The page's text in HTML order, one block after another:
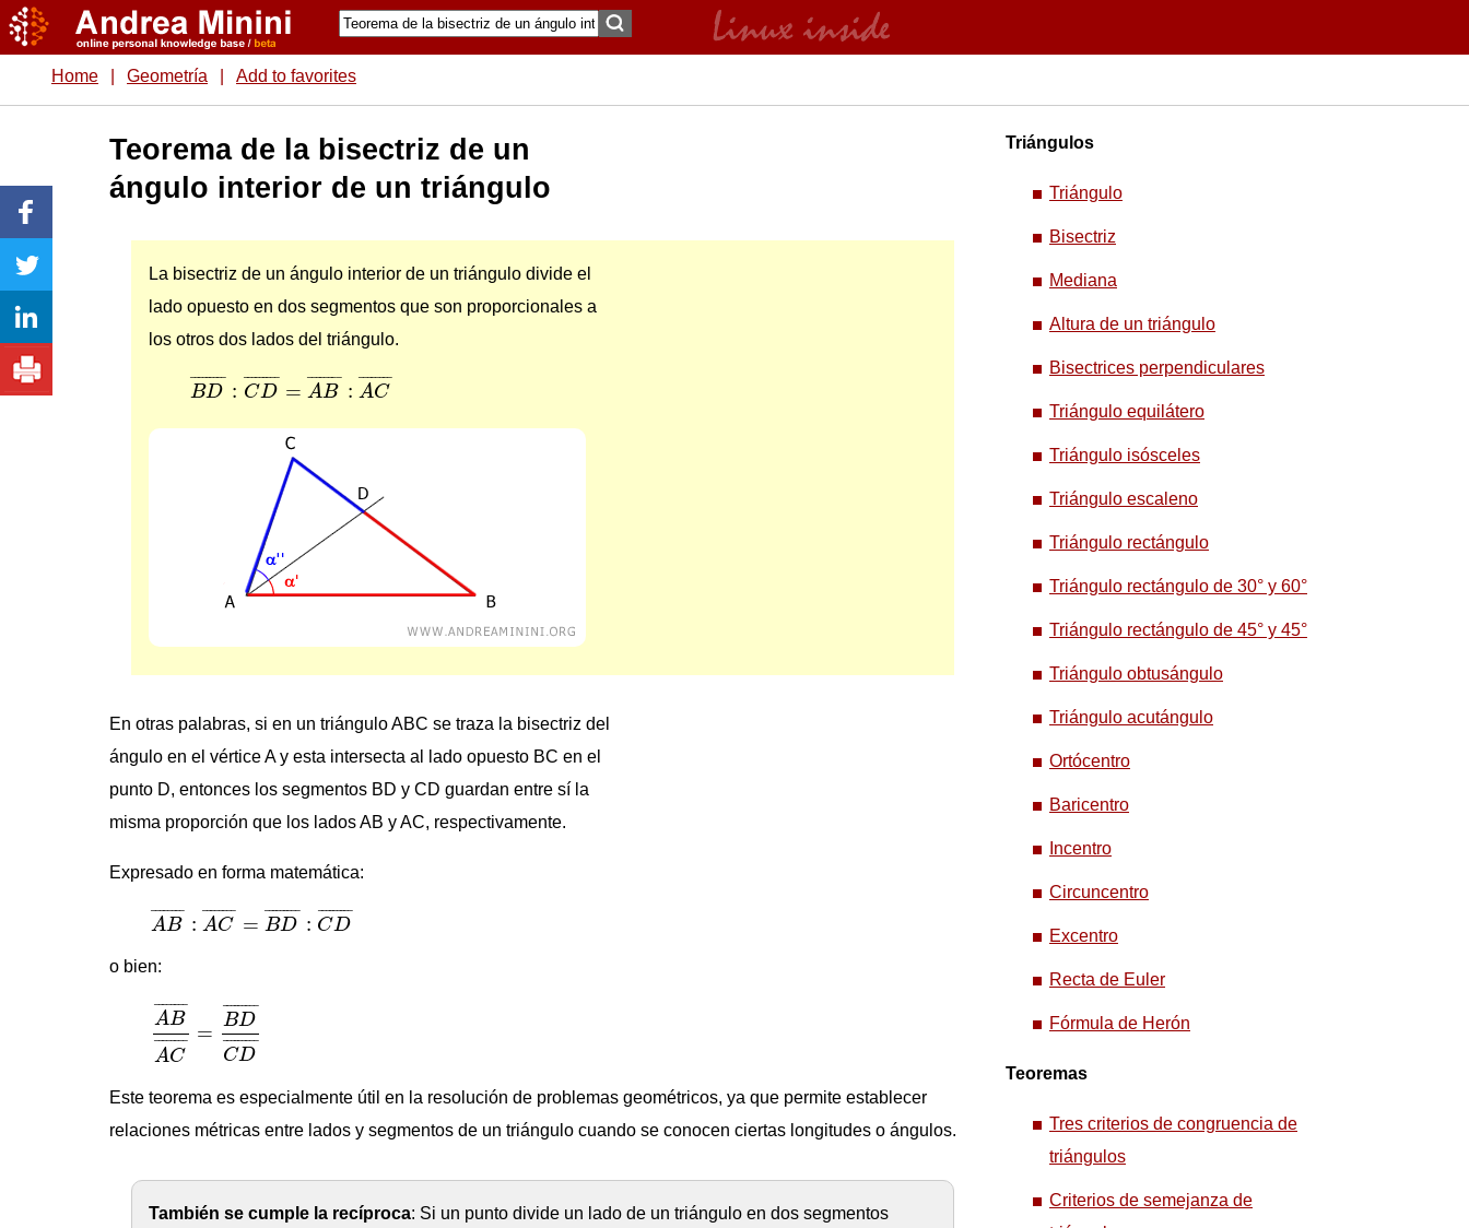
Home Geometría Add to favorites
Teorema de la bisectriz de un
ángulo interior de un triángulo
La bisectriz de un ángulo interior de un triángulo divide el
lado opuesto en dos segmentos que son proporcionales a
los otros dos lados del triángulo.
¯¯¯¯¯¯¯¯¯
BD : ¯¯¯¯¯¯¯¯¯
CD = ¯¯¯¯¯¯¯¯
AB : ¯¯¯¯¯¯¯¯
AC
BD :CD¯ AB¯: AC¯
En otras palabras, si en un triángulo ABC se traza la bisectriz del
ángulo en el vértice A y esta intersecta al lado opuesto BC en el
punto D, entonces los segmentos BD y CD guardan entre sí la
misma proporción que los lados AB y AC, respectivamente.
Expresado en forma matemática:
¯¯¯¯¯¯¯¯
AB : ¯¯¯¯¯¯¯¯
AC = ¯¯¯¯¯¯¯¯¯
BD : ¯¯¯¯¯¯¯¯¯
CD
AB :AC¯ BD¯: CD¯
o bien:
¯¯¯¯¯¯¯¯
AB
¯¯¯¯¯¯¯¯
AC
=
¯¯¯¯¯¯¯¯¯
BD
¯¯¯¯¯¯¯¯¯
CD
AB¯ ¯=B
Este teorema es especialmente útil en la resolución de problemas geométricos, ya que permite establecer
relaciones métricas entre lados y segmentos de un triángulo cuando se conocen ciertas longitudes o ángulos.
También se cumple la recíproca: Si un punto divide un lado de un triángulo en dos segmentos
Triángulos
Triángulo
Bisectriz
Mediana
Altura de un triángulo
Bisectrices perpendiculares
Triángulo equilátero
Triángulo isósceles
Triángulo escaleno
Triángulo rectángulo
Triángulo rectángulo de 30° y 60°
Triángulo rectángulo de 45° y 45°
Triángulo obtusángulo
Triángulo acutángulo
Ortócentro
Baricentro
Incentro
Circuncentro
Excentro
Recta de Euler
Fórmula de Herón
Teoremas
Tres criterios de congruencia de
triángulos
Criterios de semejanza de